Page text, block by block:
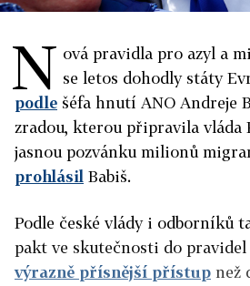
N ová pravidla pro azyl a
se letos dohodly státy
podle šéfa hnutí ANO Andreje
zradou, kterou připravila vláda
jasnou pozvánku milionů
prohlásil Babiš.
Podle české vlády i odborníků
pakt ve skutečnosti do pravidel
výrazně přísnější přístup než